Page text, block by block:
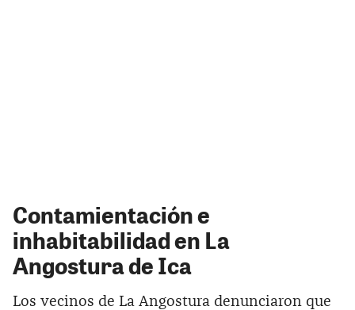
Contamientación e
inhabitabilidad en La
Angostura de Ica
Los vecinos de La Angostura denunciaron que